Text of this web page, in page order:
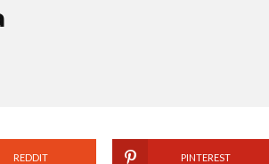
REDDIT PINTEREST